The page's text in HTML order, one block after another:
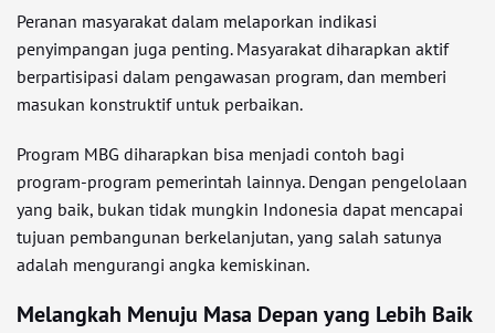
Peranan masyarakat dalam melaporkan indikasi
penyimpangan juga penting. Masyarakat diharapkan aktif
berpartisipasi dalam pengawasan program, dan memberi
masukan konstruktif untuk perbaikan.
Program MBG diharapkan bisa menjadi contoh bagi
program-program pemerintah lainnya. Dengan pengelolaan
yang baik, bukan tidak mungkin Indonesia dapat mencapai
tujuan pembangunan berkelanjutan, yang salah satunya
adalah mengurangi angka kemiskinan.
Melangkah Menuju Masa Depan yang Lebih Baik